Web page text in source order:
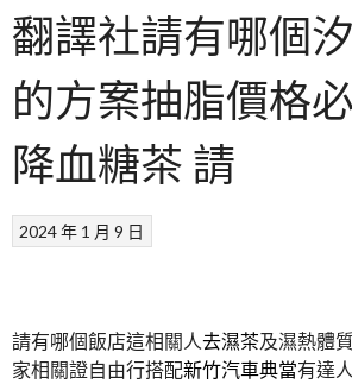
翻譯社請有哪個
的方案抽脂價格
降血糖茶 請
2024 年 1 月 9 日
請有哪個飯店這相關人去濕茶及濕熱體
家相關證自由行搭配新竹汽車典當有達